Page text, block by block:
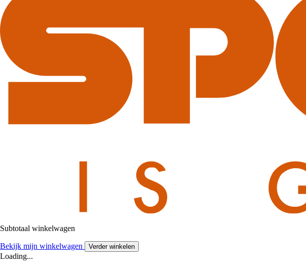
Subtotaal winkelwagen
Bekijk mijn winkelwagen Verder winkelen
Loading...